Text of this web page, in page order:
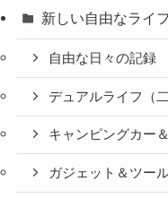
新しい自由なライ
自由な日々の記録
デュアルライフ（
キャンピングカー
ガジェット＆ツー